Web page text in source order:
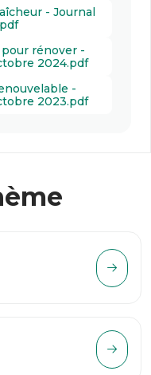
- Journal
rénover -
2024.pdf
-
2023.pdf